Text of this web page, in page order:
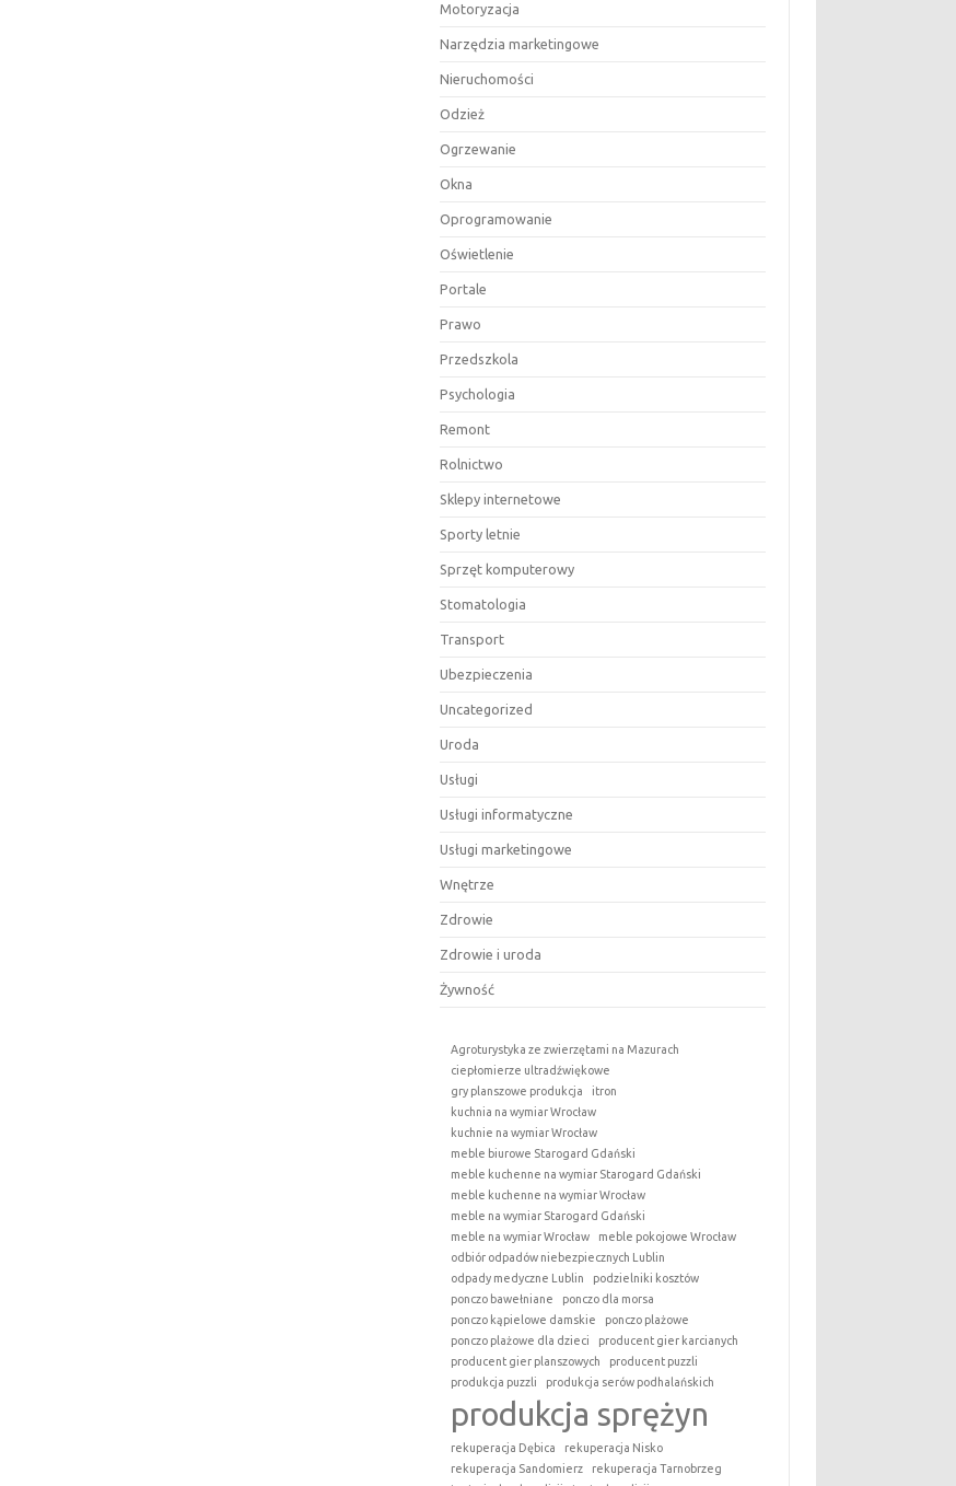
Motoryzacja
Narzędzia marketingowe
Nieruchomości
Odzież
Ogrzewanie
Okna
Oprogramowanie
Oświetlenie
Portale
Prawo
Przedszkola
Psychologia
Remont
Rolnictwo
Sklepy internetowe
Sporty letnie
Sprzęt komputerowy
Stomatologia
Transport
Ubezpieczenia
Uncategorized
Uroda
Usługi
Usługi informatyczne
Usługi marketingowe
Wnętrze
Zdrowie
Zdrowie i uroda
Żywność
Agroturystyka ze zwierzętami na Mazurach
ciepłomierze ultradźwiękowe
gry planszowe produkcja
itron
kuchnia na wymiar Wrocław
kuchnie na wymiar Wrocław
meble biurowe Starogard Gdański
meble kuchenne na wymiar Starogard Gdański
meble kuchenne na wymiar Wrocław
meble na wymiar Starogard Gdański
meble na wymiar Wrocław
meble pokojowe Wrocław
odbiór odpadów niebezpiecznych Lublin
odpady medyczne Lublin
podzielniki kosztów
ponczo bawełniane
ponczo dla morsa
ponczo kąpielowe damskie
ponczo plażowe
ponczo plażowe dla dzieci
producent gier karcianych
producent gier planszowych
producent puzzli
produkcja puzzli
produkcja serów podhalańskich
produkcja sprężyn
rekuperacja Dębica
rekuperacja Nisko
rekuperacja Sandomierz
rekuperacja Tarnobrzeg